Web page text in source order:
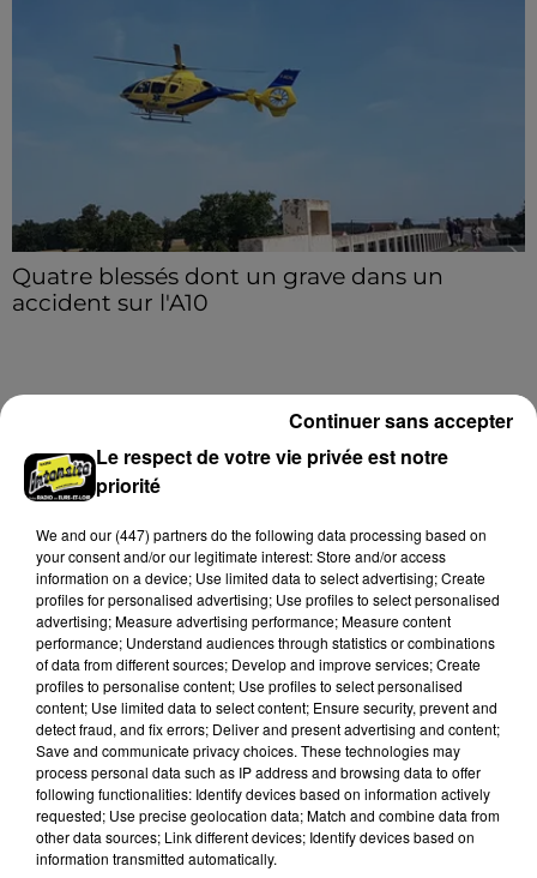
Quatre blessés dont un grave dans un
accident sur l'A10
Voir plus
Quatre blessés dont un grave dans un
accident sur l'A10
Le choc a eu lieu dans la matinée, vendredi 7 août à
Le respect de votre vie privée est notre
priorité
We and our (447) partnersdo the following data processing based on
your consent and/or our legitimate interest: Store and/or access
information on a device; Use limited data to select advertising; Create
profiles for personalised advertising; Use profiles to select personalised
advertising; Measure advertising performance; Measure content
performance; Understand audiences through statistics or combinations
of data from different sources; Develop and improve services; Create
profiles to personalise content; Use profiles to select personalised
content; Use limited data to select content; Ensure security, prevent and
detect fraud, and fix errors; Deliver and present advertising and content;
Save and communicate privacy choices. These technologies may
process personal data such as IP address and browsing data to offer
following functionalities: Identify devices based on information actively
requested; Use precise geolocation data; Match and combine data from
other data sources; Link different devices; Identify devices based on
information transmitted automatically.
Continuer sans accepter